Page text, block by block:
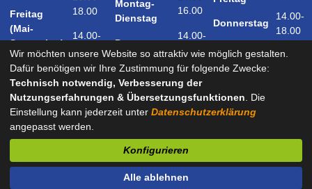
Freitag
(Mai-
September)
Samstag
(Mai-
September)
18.00
14.00-
17.00
09.00-
12.00
Montag-
Dienstag
Donnerstag
16.00
14.00-
18.00
Donnerstag
14.00-
18.00
und nach Vereinbarung
Kontakt Impressum Datenschutz Barrierefreiheit
Wir möchten unsere Website so attraktiv wie möglich gestalten.
Dafür benötigen wir Ihre Zustimmung für folgende Zwecke:
Technisch notwendig, Verbesserung der
Nutzungserfahrungen & Übersetzungsfunktionen. Die
Einstellung kann jederzeit unter Datenschutzerklärung
angepasst werden.
Konfigurieren
Alle ablehnen